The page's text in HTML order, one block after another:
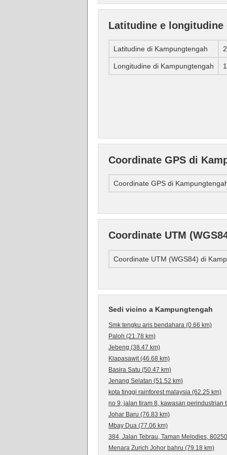
Latitudine e longitudine
Latitudine di Kampungtengah
Longitudine di Kampungtengah
Coordinate GPS di
Coordinate GPS di
Coordinate UTM
Coordinate UTM (WGS84) di
Sedi vicino a Kampungtengah
Smk tengku aris bendahara (0.66 km)
Paloh (21.78 km)
Jebeng (38.47 km)
Klapasawit (46.68 km)
Basira Satu (50.47 km)
Jenang Selatan (51.52 km)
kota tinggi rainforest malaysia (62.25 km)
no 9, jalan tiram 8, kawasan perindustrian
Johar Baru (76.83 km)
Mbay Dua (77.06 km)
384, Jalan Tebrau, Taman Melodies,
Menara Zurich Johor bahru (79.18 km)